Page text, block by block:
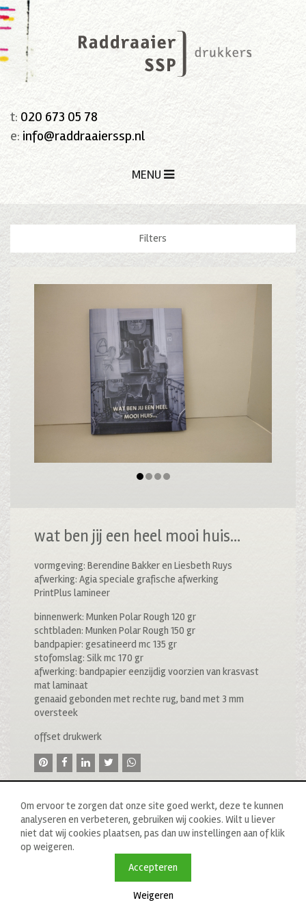
t: 020 673 05 78
e: info@raddraaierssp.nl
MENU
Filters
wat ben jij een heel mooi huis…
vormgeving: Berendine Bakker en Liesbeth Ruys
afwerking: Agia speciale grafische afwerking
PrintPlus lamineer
binnenwerk: Munken Polar Rough 120 gr
schtbladen: Munken Polar Rough 150 gr
bandpapier: gesatineerd mc 135 gr
stofomslag: Silk mc 170 gr
afwerking: bandpapier eenzijdig voorzien van krasvast
mat laminaat
genaaid gebonden met rechte rug, band met 3 mm
oversteek
offset drukwerk
© 2020 drukkerij raddraaier b.v., van ostadestraat 233b, 1073
tn amsterdam, t: 020 673 05 78, f: 020 676 71 00,
info@raddraaierssp.nl
Om ervoor te zorgen dat onze site goed werkt, deze te kunnen
analyseren en verbeteren, gebruiken wij cookies. Wilt u liever
niet dat wij cookies plaatsen, pas dan uw instellingen aan of klik
op weigeren.
Accepteren
Weigeren